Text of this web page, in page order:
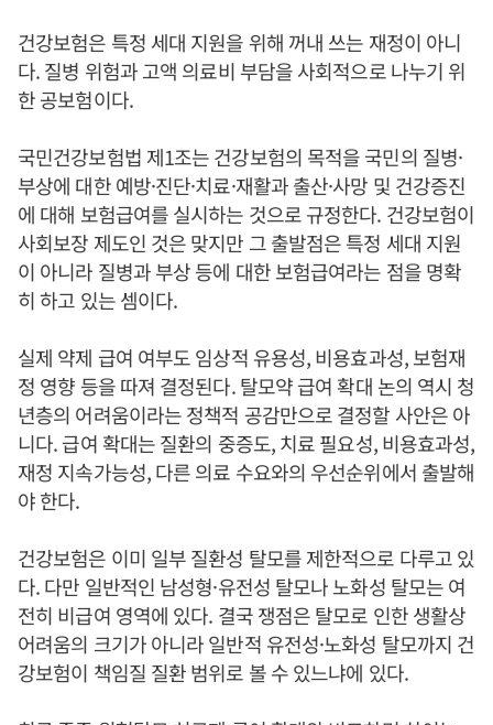
건강보험은 특정 세대 지원을 위해 꺼내 쓰는 재정이 아니
다. 질병 위험과 고액 의료비 부담을 사회적으로 나누기 위
한 공보험이다.
국민건강보험법 제1조는 건강보험의 목적을 국민의 질병·
부상에 대한 예방·진단·치료·재활과 출산·사망 및 건강증진
에 대해 보험급여를 실시하는 것으로 규정한다. 건강보험이
사회보장 제도인 것은 맞지만 그 출발점은 특정 세대 지원
이 아니라 질병과 부상 등에 대한 보험급여라는 점을 명확
히 하고 있는 셈이다.
실제 약제 급여 여부도 임상적 유용성, 비용효과성, 보험재
정 영향 등을 따져 결정된다. 탈모약 급여 확대 논의 역시 청
년층의 어려움이라는 정책적 공감만으로 결정할 사안은 아
니다. 급여 확대는 질환의 중증도, 치료 필요성, 비용효과성,
재정 지속가능성, 다른 의료 수요와의 우선순위에서 출발해
야 한다.
건강보험은 이미 일부 질환성 탈모를 제한적으로 다루고 있
다. 다만 일반적인 남성형·유전성 탈모나 노화성 탈모는 여
전히 비급여 영역에 있다. 결국 쟁점은 탈모로 인한 생활상
어려움의 크기가 아니라 일반적 유전성·노화성 탈모까지 건
강보험이 책임질 질환 범위로 볼 수 있느냐에 있다.